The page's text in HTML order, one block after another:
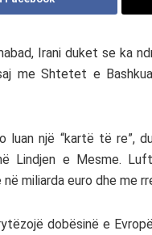
Irani duket se ka
me Shtetet e
luan një “kartë të re”,
Lindjen e Mesme.
miliarda euro dhe me
dobësinë e